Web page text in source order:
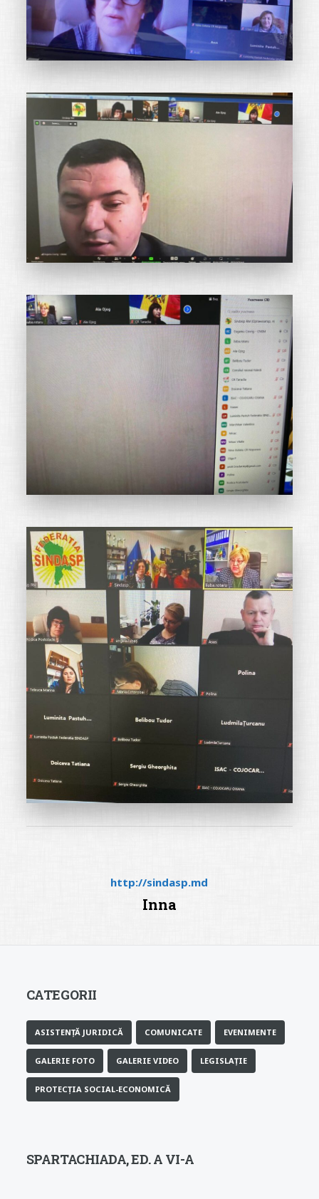
http://sindasp.md
Inna
CATEGORII
ASISTENȚĂ JURIDICĂ COMUNICATE EVENIMENTE
GALERIE FOTO GALERIE VIDEO LEGISLAȚIE
PROTECȚIA SOCIAL-ECONOMICĂ
SPARTACHIADA, ED. A VI-A